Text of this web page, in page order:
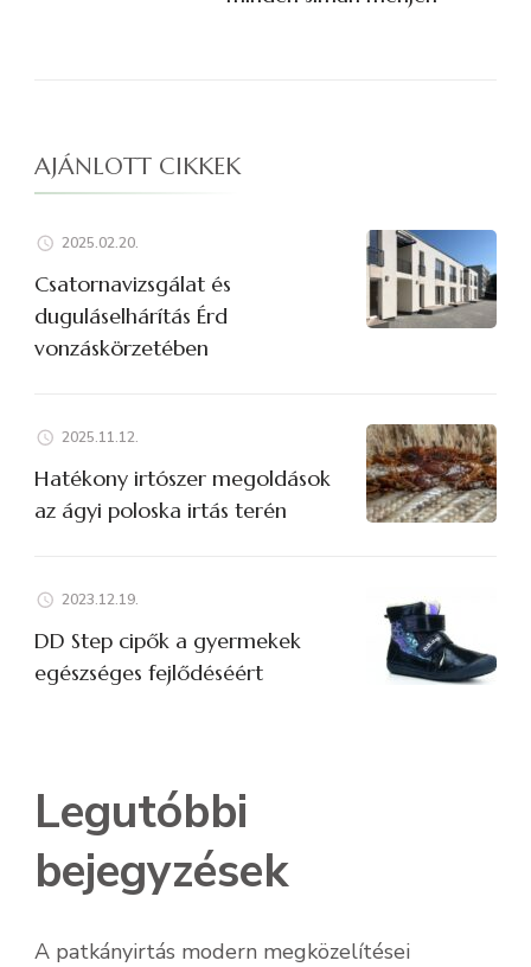
AJÁNLOTT CIKKEK
2025.02.20.
Csatornavizsgálat és
duguláselhárítás Érd
vonzáskörzetében
2025.11.12.
Hatékony irtószer megoldások
az ágyi poloska irtás terén
2023.12.19.
DD Step cipők a gyermekek
egészséges fejlődéséért
Legutóbbi
bejegyzések
A patkányirtás modern megközelítései